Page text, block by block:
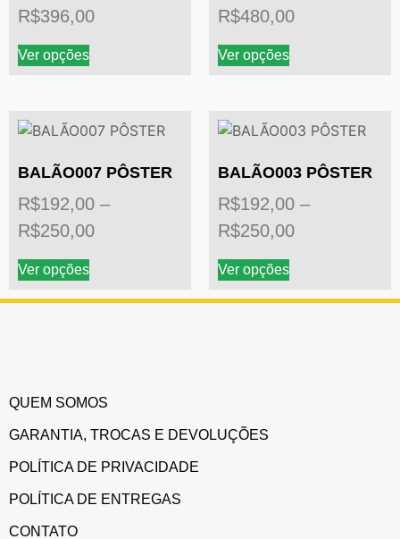
R$396,00
Ver opções
R$480,00
Ver opções
BALÃO007 PÔSTER
R$192,00 –
R$250,00
Ver opções
BALÃO003 PÔSTER
R$192,00 –
R$250,00
Ver opções
QUEM SOMOS
GARANTIA, TROCAS E DEVOLUÇÕES
POLÍTICA DE PRIVACIDADE
POLÍTICA DE ENTREGAS
CONTATO